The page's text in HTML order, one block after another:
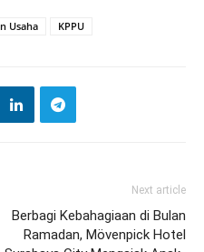
Usaha KPPU
Next article
Berbagi Kebahagiaan di Bulan
Ramadan, Mövenpick Hotel